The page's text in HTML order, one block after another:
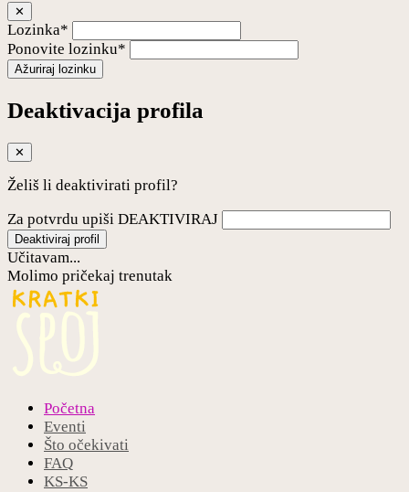
✕
Lozinka*
Ponovite lozinku*
Ažuriraj lozinku
Deaktivacija profila
✕
Želiš li deaktivirati profil?
Za potvrdu upiši DEAKTIVIRAJ
Deaktiviraj profil
Učitavam...
Molimo pričekaj trenutak
Početna
Eventi
Što očekivati
FAQ
KS-KS